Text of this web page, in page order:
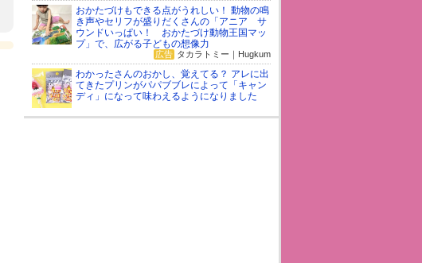
おかたづけもできる点がうれしい！ 動物の鳴
き声やセリフが盛りだくさんの「アニア サ
ウンドいっぱい！ おかたづけ動物王国マッ
プ」で、広がる子どもの想像力
広告タカラトミー｜Hugkum
わかったさんのおかし、覚えてる？ アレに出
てきたプリンがパパブブレによって「キャン
ディ」になって味わえるようになりました